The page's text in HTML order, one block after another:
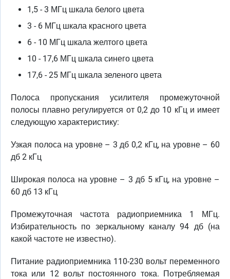
1,5 - 3 МГц шкала белого цвета
3 - 6 МГц шкала красного цвета
6 - 10 МГц шкала желтого цвета
10 - 17,6 МГц шкала синего цвета
17,6 - 25 МГц шкала зеленого цвета
Полоса пропускания усилителя промежуточной
полосы плавно регулируется от 0,2 до 10 кГц и имеет
следующую характеристику:
Узкая полоса на уровне – 3 дб 0,2 кГц, на уровне – 60
дб 2 кГц
Широкая полоса на уровне – 3 дб 5 кГц, на уровне –
60 дб 13 кГц
Промежуточная частота радиоприемника 1 МГц.
Избирательность по зеркальному каналу 94 дб (на
какой частоте не известно).
Питание радиоприемника 110-230 вольт переменного
тока или 12 вольт постоянного тока. Потребляемая